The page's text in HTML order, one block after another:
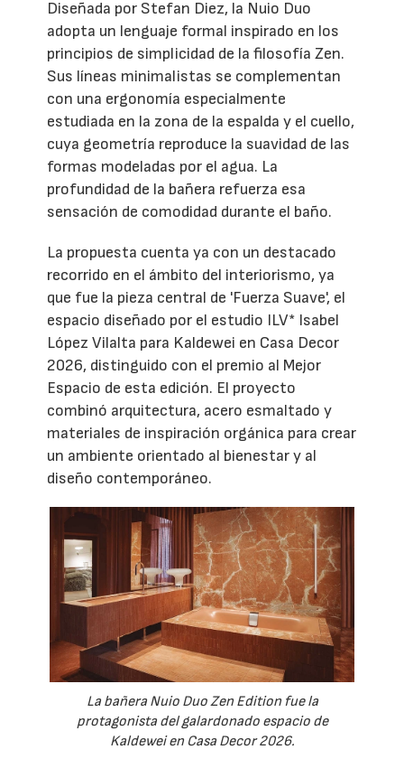
Diseñada por Stefan Diez, la Nuio Duo
adopta un lenguaje formal inspirado en los
principios de simplicidad de la filosofía Zen.
Sus líneas minimalistas se complementan
con una ergonomía especialmente
estudiada en la zona de la espalda y el cuello,
cuya geometría reproduce la suavidad de las
formas modeladas por el agua. La
profundidad de la bañera refuerza esa
sensación de comodidad durante el baño.
La propuesta cuenta ya con un destacado
recorrido en el ámbito del interiorismo, ya
que fue la pieza central de 'Fuerza Suave', el
espacio diseñado por el estudio ILV* Isabel
López Vilalta para Kaldewei en Casa Decor
2026, distinguido con el premio al Mejor
Espacio de esta edición. El proyecto
combinó arquitectura, acero esmaltado y
materiales de inspiración orgánica para crear
un ambiente orientado al bienestar y al
diseño contemporáneo.
La bañera Nuio Duo Zen Edition fue la
protagonista del galardonado espacio de
Kaldewei en Casa Decor 2026.